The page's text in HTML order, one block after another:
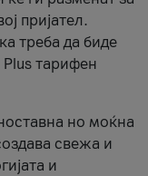
пријател.
треба да биде
тарифен
но моќна
свежа и
и